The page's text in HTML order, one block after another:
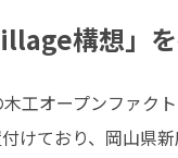
構想」
工オープンファク
けており、岡山県